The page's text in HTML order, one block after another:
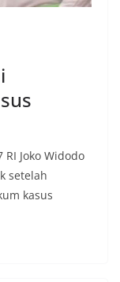
Joko Widodo
setelah
kasus